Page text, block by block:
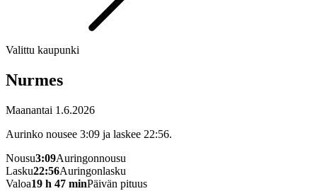
Valittu kaupunki
Nurmes
Maanantai 1.6.2026
Aurinko nousee 3:09 ja laskee 22:56.
Nousu3:09Auringonnousu
Lasku22:56Auringonlasku
Valoa19 h 47 minPäivän pituus